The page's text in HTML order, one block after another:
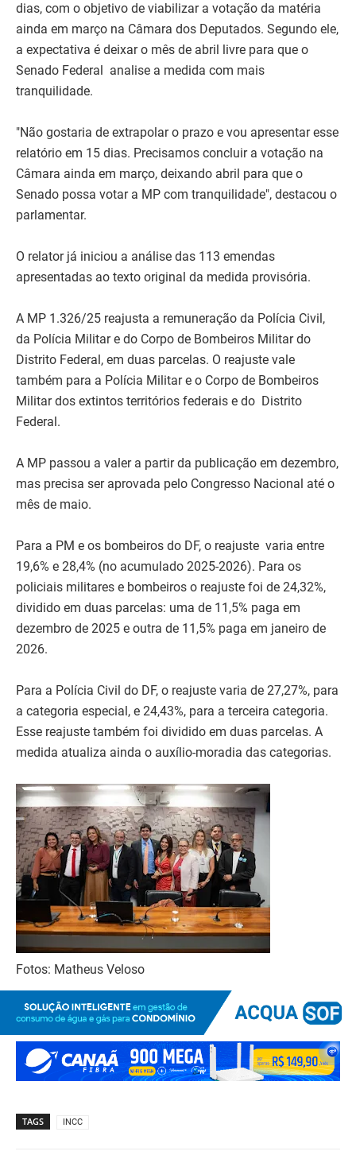
dias, com o objetivo de viabilizar a votação da matéria
ainda em março na Câmara dos Deputados. Segundo ele,
a expectativa é deixar o mês de abril livre para que o
Senado Federal analise a medida com mais
tranquilidade.
"Não gostaria de extrapolar o prazo e vou apresentar esse
relatório em 15 dias. Precisamos concluir a votação na
Câmara ainda em março, deixando abril para que o
Senado possa votar a MP com tranquilidade", destacou o
parlamentar.
O relator já iniciou a análise das 113 emendas
apresentadas ao texto original da medida provisória.
A MP 1.326/25 reajusta a remuneração da Polícia Civil,
da Polícia Militar e do Corpo de Bombeiros Militar do
Distrito Federal, em duas parcelas. O reajuste vale
também para a Polícia Militar e o Corpo de Bombeiros
Militar dos extintos territórios federais e do Distrito
Federal.
A MP passou a valer a partir da publicação em dezembro,
mas precisa ser aprovada pelo Congresso Nacional até o
mês de maio.
Para a PM e os bombeiros do DF, o reajuste varia entre
19,6% e 28,4% (no acumulado 2025-2026). Para os
policiais militares e bombeiros o reajuste foi de 24,32%,
dividido em duas parcelas: uma de 11,5% paga em
dezembro de 2025 e outra de 11,5% paga em janeiro de
2026.
Para a Polícia Civil do DF, o reajuste varia de 27,27%, para
a categoria especial, e 24,43%, para a terceira categoria.
Esse reajuste também foi dividido em duas parcelas. A
medida atualiza ainda o auxílio-moradia das categorias.
Fotos: Matheus Veloso
TAGS INCC